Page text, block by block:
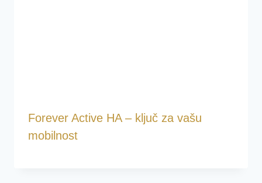
Forever Active HA – ključ za vašu
mobilnost